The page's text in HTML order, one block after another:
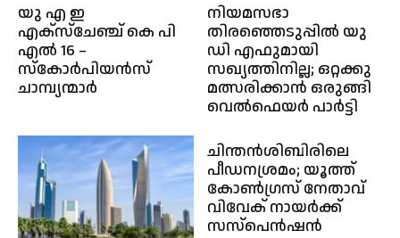
യു എ ഇ
എക്സ്ചേഞ്ച് കെ പി
എൽ 16 –
സ്കോർപിയൻസ്
ചാമ്പ്യന്മാർ
നിയമസഭാ
തിരഞ്ഞെടുപ്പിൽ യു
ഡി എഫുമായി
സഖ്യത്തിനില്ല; ഒറ്റക്കു
മത്സരിക്കാൻ ഒരുങ്ങി
വെൽഫെയർ പാർട്ടി
ചിന്തന്‍ശിബിരിലെ
പീഡനശ്രമം; യൂത്ത്
കോണ്‍ഗ്രസ് നേതാവ്
വിവേക് നായർക്ക്
സസ്‌പെന്‍ഷൻ